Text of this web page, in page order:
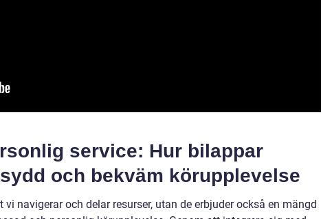
service: Hur bilappar
och bekväm körupplevelse
navigerar och delar resurser, utan de erbjuder också en mängd